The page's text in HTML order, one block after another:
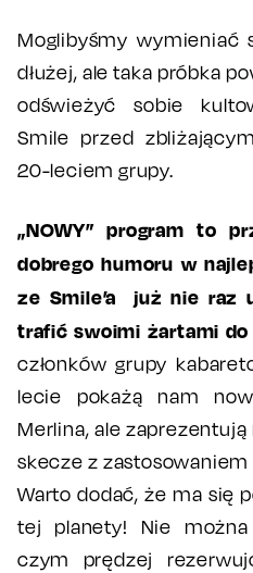
Moglibyśmy wymieniać
dłużej, ale taka próbka
odświeżyć sobie
Smile przed
20-leciem grupy.
„NOWY” program to
dobrego humoru w
ze Smile’a już nie raz
trafić swoimi żartami do
członków grupy
lecie pokażą nam
Merlina, ale
skecze z
Warto dodać, że ma się
tej planety! Nie
czym prędzej